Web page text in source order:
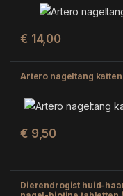
€ 14,00
Artero nageltang katten
€ 9,50
Dierendrogist huid-